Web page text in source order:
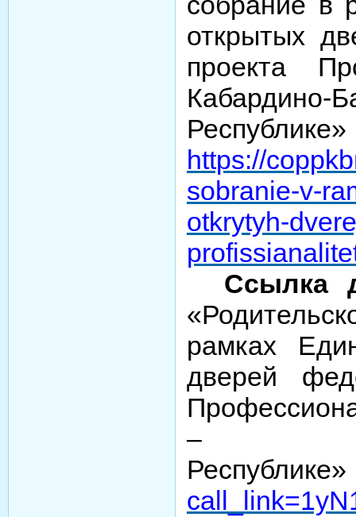
открытых
проекта
Кабардино-
Республике»
https://
sobranie-v-
otkrytyh-
Ссылка
рамках
дверей
–